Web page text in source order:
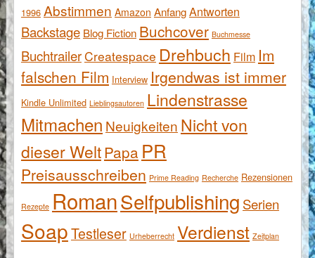
1996 Abstimmen Amazon AnfangAntworten
Backstage Blog Fiction Buchcover Buchmesse
BuchtrailerCreatespace Drehbuch Film Im
falschen Film Interview Irgendwas ist immer
Kindle Unlimited Lieblingsautoren Lindenstrasse
Mitmachen Neuigkeiten Nicht von
dieser WeltPapa PR
Preisausschreiben Prime Reading Recherche Rezensionen
Rezepte RomanSelfpublishing Serien
SoapTestleser Urheberrecht Verdienst Zeitplan